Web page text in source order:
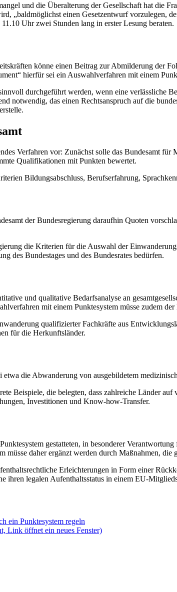
und die Überalterung der Gesellschaft hat die
„baldmöglichst einen Gesetzentwurf
Uhr zwei Stunden lang in erster Lesung beraten.
könne einen Beitrag zur Abmilderung der
hierfür sei ein Auswahlverfahren mit einem
durchgeführt werden, wenn eine verlässliche
notwendig, das einen Rechtsanspruch auf die
Verfahren vor: Zunächst solle das Bundesamt
Qualifikationen mit Punkten bewertet.
Bildungsabschluss, Berufserfahrung,
der Bundesregierung daraufhin Quoten
die Kriterien für die Auswahl der
des Bundestages und des Bundesrates bedürfen.
und qualitative Bedarfsanalyse an
mit einem Punktesystem müsse zudem
qualifizierter Fachkräfte aus
für die Herkunftsländer.
die Abwanderung von ausgebildetem
Beispiele, die belegten, dass zahlreiche Länder
Investitionen und Know-how-Transfer.
gestatteten, in besonderer
müsse daher ergänzt werden durch Maßnahmen,
Erleichterungen in Form einer
ihren legalen Aufenthaltsstatus in einem EU-
ein Punktesystem regeln
Link öffnet ein neues Fenster)